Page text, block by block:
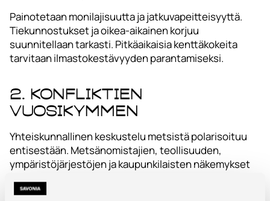
Painotetaan monilajisuutta ja jatkuvapeitteisyyttä.
Tiekunnostukset ja oikea-aikainen korjuu
suunnitellaan tarkasti. Pitkäaikaisia kenttäkokeita
tarvitaan ilmastokestävyyden parantamiseksi.
2. Konfliktien
vuosikymmen
Yhteiskunnallinen keskustelu metsistä polarisoituu
entisestään. Metsänomistajien, teollisuuden,
ympäristöjärjestöjen ja kaupunkilaisten näkemykset